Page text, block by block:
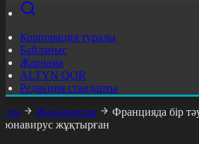
Корпорация туралы
Байланыс
Жарнама
ALTYN QOR
Редакция стандарты
Жаңалықтар
Францияда бір
жұқтырған